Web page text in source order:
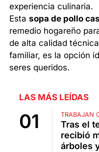
experiencia culinaria.
Estasopa de pollo
remedio hogareño
de alta calidad
familiar, es la opción
seres queridos.
LAS MÁS LEÍDAS
TRABAJAN
Tras el
recibió
árboles